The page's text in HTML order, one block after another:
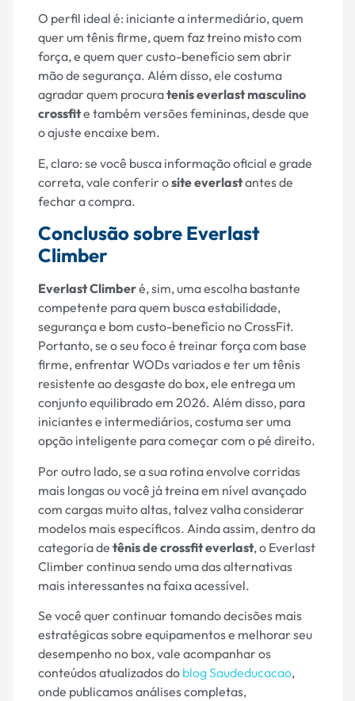
O perfil ideal é: iniciante a intermediário, quem
quer um tênis firme, quem faz treino misto com
força, e quem quer custo-benefício sem abrir
mão de segurança. Além disso, ele costuma
agradar quem procuratenis everlast masculino
crossfite também versões femininas, desde que
o ajuste encaixe bem.
E, claro: se você busca informação oficial e grade
correta, vale conferir osite everlastantes de
fechar a compra.
Conclusão sobre Everlast
Climber
Everlast Climberé, sim, uma escolha bastante
competente para quem busca estabilidade,
segurança e bom custo-benefício no CrossFit.
Portanto, se o seu foco é treinar força com base
firme, enfrentar WODs variados e ter um tênis
resistente ao desgaste do box, ele entrega um
conjunto equilibrado em 2026. Além disso, para
iniciantes e intermediários, costuma ser uma
opção inteligente para começar com o pé direito.
Por outro lado, se a sua rotina envolve corridas
mais longas ou você já treina em nível avançado
com cargas muito altas, talvez valha considerar
modelos mais específicos. Ainda assim, dentro da
categoria de tênis de crossfit everlast, o Everlast
Climber continua sendo uma das alternativas
mais interessantes na faixa acessível.
Se você quer continuar tomando decisões mais
estratégicas sobre equipamentos e melhorar seu
desempenho no box, vale acompanhar os
conteúdos atualizados do blog Saudeducacao,
onde publicamos análises completas,